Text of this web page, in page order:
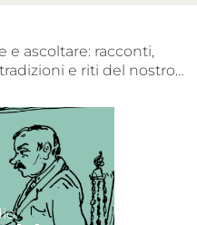
e ascoltare: racconti,
e riti del nostro
disponibili.